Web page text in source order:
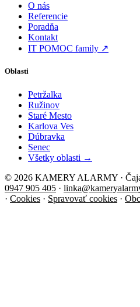
O nás
Referencie
Poradňa
Kontakt
IT POMOC family ↗
Oblasti
Petržalka
Ružinov
Staré Mesto
Karlova Ves
Dúbravka
Senec
Všetky oblasti →
© 2026 KAMERY ALARMY ·
0947 905 405 ·
· Cookies · Spravovať cookies ·